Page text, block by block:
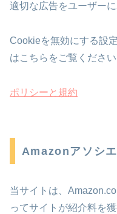
適切な広告をユーザー
Cookieを無効にする設
はこちらをご覧ください
ポリシーと規約
Amazonアソシ
当サイトは、
ってサイトが紹介料を